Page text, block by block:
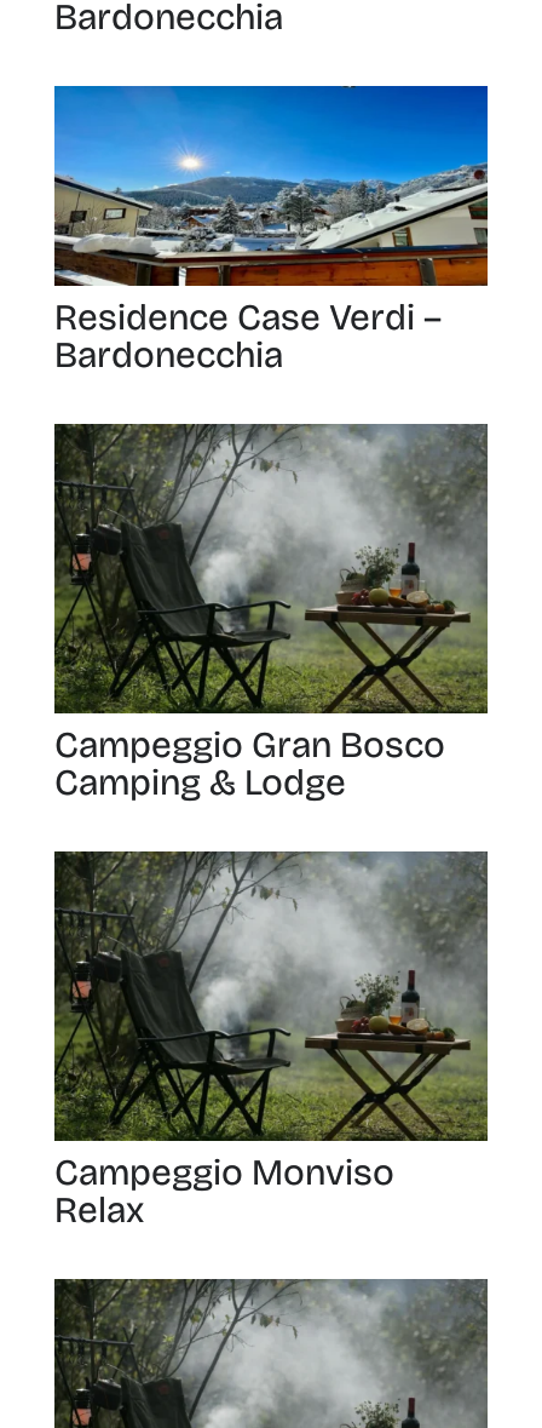
Bardonecchia
Residence Case Verdi –
Bardonecchia
Campeggio Gran Bosco
Camping & Lodge
Campeggio Monviso
Relax